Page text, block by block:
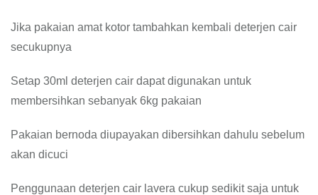
Jika pakaian amat kotor tambahkan kembali deterjen cair
secukupnya
Setap 30ml deterjen cair dapat digunakan untuk
membersihkan sebanyak 6kg pakaian
Pakaian bernoda diupayakan dibersihkan dahulu sebelum
akan dicuci
Penggunaan deterjen cair lavera cukup sedikit saja untuk